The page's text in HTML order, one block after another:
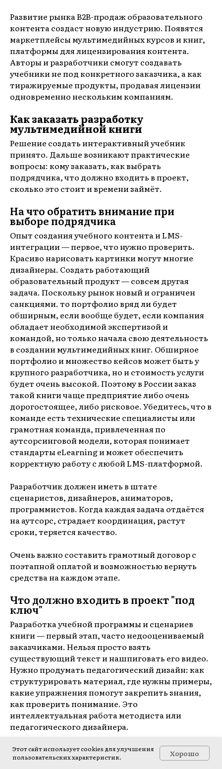
Развитие рынка B2B-продаж образовательного
контента создаст новую индустрию. Появятся
маркетплейсы мультимедийных курсов и книг,
платформы для лицензирования контента.
Авторы и разработчики смогут создавать
учебники не под конкретного заказчика, а как
тиражируемые продукты, продавая лицензии
одновременно нескольким компаниям.
Как заказать разработку
мультимедийной книги
Решение создать интерактивный учебник
принято. Дальше возникают практические
вопросы: кому заказать, как выбрать
подрядчика, что должно входить в проект,
сколько это стоит и времени займёт.
На что обратить внимание при
выборе подрядчика
Опыт создания учебного контента и LMS-
интеграции — первое, что нужно проверить.
Красиво нарисовать картинки могут многие
дизайнеры. Создать работающий
образовательный продукт — совсем другая
задача. Поскольку рынок новый и ограничен
санкциями. то портфолио вряд ли будет
обширным, если вообще будет, если компания
обладает необходимой экспертизой и
командой, но только начала свою деятельность
в создании мультимедийных книг. Обширное
портфолио и множество кейсов может быть у
крупного разработчика, но и стоимость услуги
будет очень высокой. Поэтому в России заказ
такой книги чаще предприятие либо очень
дорогостоящее, либо рисковое. Убедитесь, что в
команде есть технические специалисты или
грамотная команда, привлеченная по
аутсорсинговой модели, которая понимает
стандарты eLearning и может обеспечить
корректную работу с любой LMS-платформой.
Разработчик должен иметь в штате
сценаристов, дизайнеров, аниматоров,
программистов. Когда каждая задача отдаётся
на аутсорс, страдает координация, растут
сроки, теряется качество.
Очень важно составить грамотный договор с
поэтапной оплатой и возможностью вернуть
средства на каждом этапе.
Что должно входить в проект "под
ключ"
Разработка учебной программы и сценариев
книги — первый этап, часто недооцениваемый
заказчиками. Нельзя просто взять
существующий текст и нашпиговать его видео.
Нужно продумать педагогический дизайн: как
структурировать материал, где нужны примеры,
какие упражнения помогут закрепить знания,
как проверить понимание. Это
интеллектуальная работа методиста или
педагогического дизайнера.
Создание всех мультимедийных материалов
включает полный цикл производства. Съёмка
Этот сайт использует cookies для улучшения
пользовательских характеристик.
Хорошо